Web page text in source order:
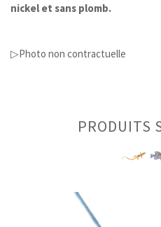
nickel et sans plomb.
▷Photo non contractuelle
PRODUITS